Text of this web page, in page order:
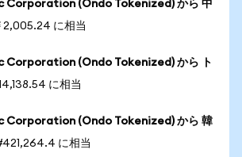
Corporation (Ondo Tokenized) から 中
2,005.24 に相当
Corporation (Ondo Tokenized) から ト
に相当
Corporation (Ondo Tokenized) から 韓
に相当